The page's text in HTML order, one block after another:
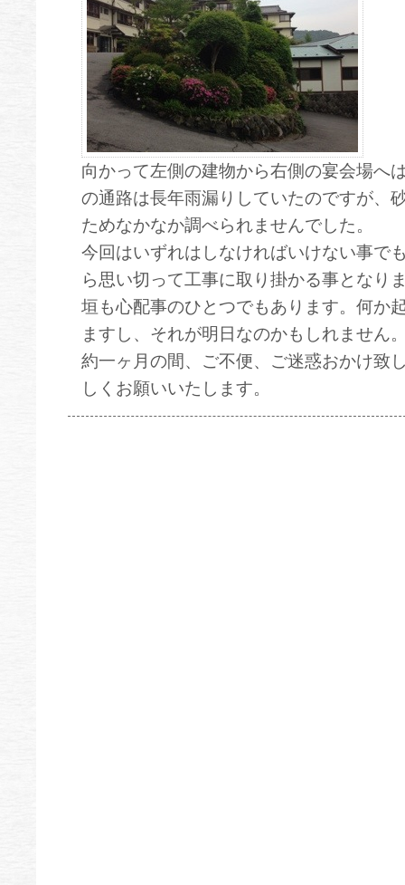
向かって左側の建物から右側の宴会場へ
の通路は長年雨漏りしていたのですが、
ためなかなか調べられませんでした。
今回はいずれはしなければいけない事で
ら思い切って工事に取り掛かる事となり
垣も心配事のひとつでもあります。何か
ますし、それが明日なのかもしれません
約一ヶ月の間、ご不便、ご迷惑おかけ致
しくお願いいたします。